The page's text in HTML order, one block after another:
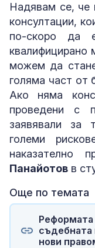
Надявам се, че
консултации,
по-скоро да
квалифицирано
можем да
голяма част от
Ако няма
проведени с
заявявали за
големи
Панайотов в
Още по темата
Реформата
съдебната
нови